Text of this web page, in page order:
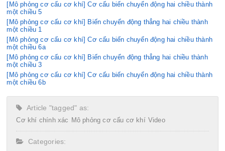
[Mô phỏng cơ cấu cơ khí] Cơ cấu biến chuyển động hai chiều thành
một chiều 5
[Mô phỏng cơ cấu cơ khí] Biến chuyển động thẳng hai chiều thành
một chiều 1
[Mô phỏng cơ cấu cơ khí] Cơ cấu biến chuyển động hai chiều thành
một chiều 6a
[Mô phỏng cơ cấu cơ khí] Biến chuyển động thẳng hai chiều thành
một chiều 3
[Mô phỏng cơ cấu cơ khí] Cơ cấu biến chuyển động hai chiều thành
một chiều 6b
Article "tagged" as:
Cơ khí chính xác Mô phỏng cơ cấu cơ khí Video
Categories: